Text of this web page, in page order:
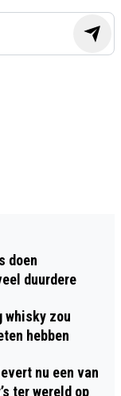
doen
duurdere
whisky zou
hebben
nu een van
ter wereld op